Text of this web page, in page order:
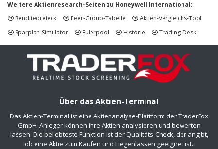
Weitere Aktienresearch-Seiten zu Honeywell International:
Renditedreieck
Peer-Group-Tabelle
Aktien-Vergleichs-Tool
Sparplan-Simulator
Eulerpool Historie Trading-Desk
Über das Aktien-Terminal
Das Aktien-Terminal ist eine Aktienanalyse-Plattform der TraderFox
GmbH. Anleger können ihre Aktien analysieren und bewerten
lassen. Die beliebteste Funktion ist der Qualitäts-Check, der angibt,
ob eine Aktie zum Kaufen und Liegenlassen geeignet ist.